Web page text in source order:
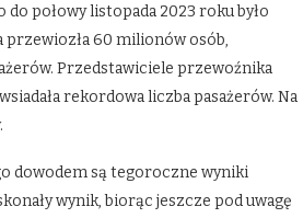
połowy listopada 2023 roku było
przewiozła 60 milionów osób,
Przedstawiciele przewoźnika
rekordowa liczba pasażerów. Na
dowodem są tegoroczne wyniki
wynik, biorąc jeszcze pod uwagę